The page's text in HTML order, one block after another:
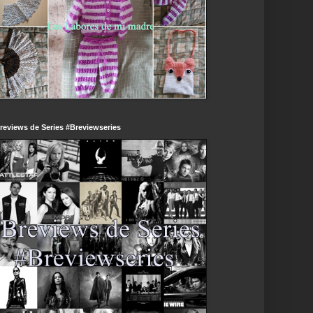
de Series #Breviewseries